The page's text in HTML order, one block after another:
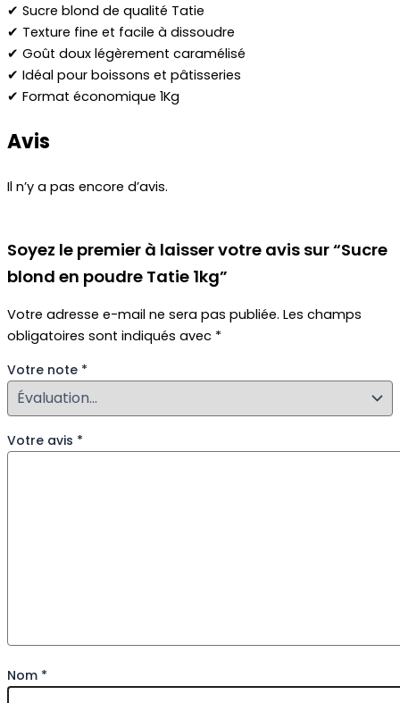
✔ Sucre blond de qualité Tatie
✔ Texture fine et facile à dissoudre
✔ Goût doux légèrement caramélisé
✔ Idéal pour boissons et pâtisseries
✔ Format économique 1Kg
Avis
Il n’y a pas encore d’avis.
Soyez le premier à laisser votre avis sur “Sucre
blond en poudre Tatie 1kg”
Votre adresse e-mail ne sera pas publiée. Les champs
obligatoires sont indiqués avec *
Votre note *
Votre avis *
Nom *